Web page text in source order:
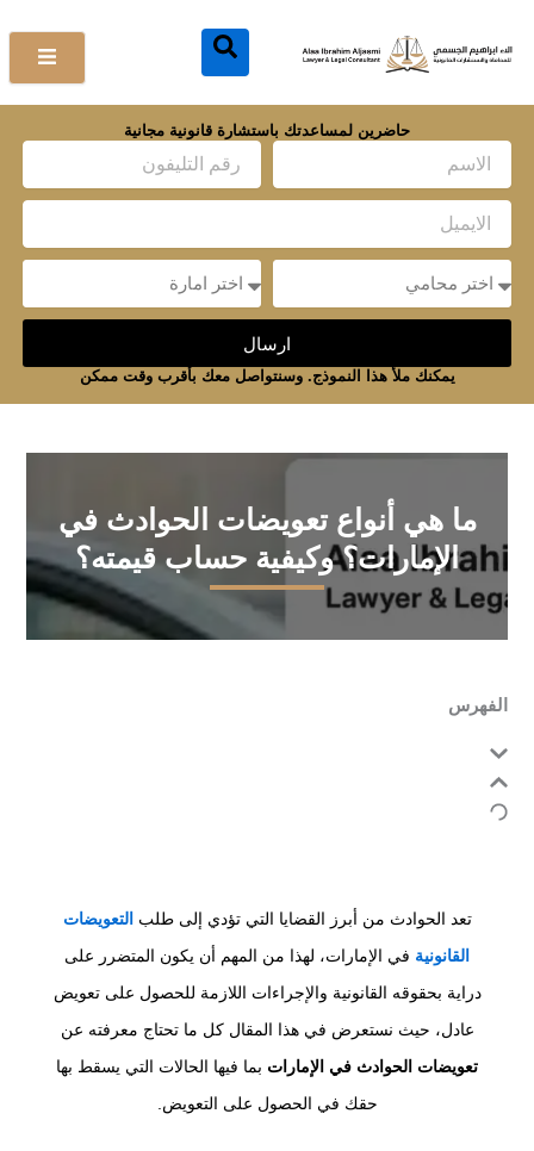
إلى
المحتوى
حاضرين لمساعدتك باستشارة قانونية مجانية
Name
Email
Message
Message
ارسال
يمكنك ملأ هذا النموذج. وسنتواصل معك بأقرب وقت ممكن
ما هي أنواع تعويضات الحوادث في
الإمارات؟ وكيفية حساب قيمته؟
الفهرس
تعد الحوادث من أبرز القضايا التي تؤدي إلى طلب التعويضات
القانونية في الإمارات، لهذا من المهم أن يكون المتضرر على
دراية بحقوقه القانونية والإجراءات اللازمة للحصول على تعويض
عادل، حيث نستعرض في هذا المقال كل ما تحتاج معرفته عن
تعويضات الحوادث في الإمارات بما فيها الحالات التي يسقط بها
حقك في الحصول على التعويض.